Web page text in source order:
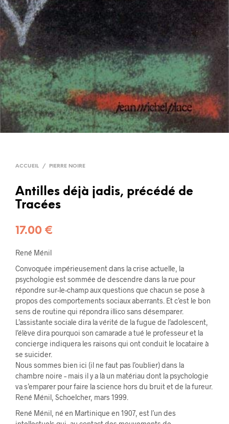
ACCUEIL / PIERRE NOIRE
Antilles déjà jadis, précédé de
Tracées
17.00 €
René Ménil
Convoquée impérieusement dans la crise actuelle, la
psychologie est sommée de descendre dans la rue pour
répondre sur-le-champ aux questions que chacun se pose à
propos des comportements sociaux aberrants. Et c’est le bon
sens de routine qui répondra illico sans désemparer.
L’assistante sociale dira la vérité de la fugue de l’adolescent,
l’élève dira pourquoi son camarade a tué le professeur et la
concierge indiquera les raisons qui ont conduit le locataire à
se suicider.
Nous sommes bien ici (il ne faut pas l’oublier) dans la
chambre noire – mais il y a là un matériau dont la psychologie
va s’emparer pour faire la science hors du bruit et de la fureur.
René Ménil, Schoelcher, mars 1999.
René Ménil, né en Martinique en 1907, est l’un des